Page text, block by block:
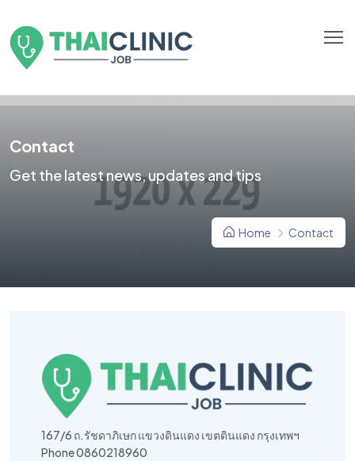
Contact
Get the latest news, updates and tips
Home Contact
167/6 ถ.รัชดาภิเษก แขวงดินแดง เขตดินแดง กรุงเทพฯ
Phone 0860218960